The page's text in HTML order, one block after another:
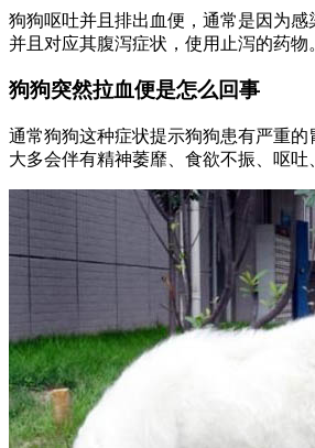
狗狗呕吐并且排出血便，通常是因为
并且对应其腹泻症状，使用止泻的药物
狗狗突然拉血便是怎么回事
通常狗狗这种症状提示狗狗患有严重
大多会伴有精神萎靡、食欲不振、呕